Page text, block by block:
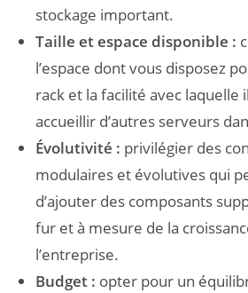
stockage important.
Taille et espace disponible :
l’espace dont vous disposez
rack et la facilité avec laquelle
accueillir d’autres serveurs
Évolutivité : privilégier des
modulaires et évolutives qui
d’ajouter des composants
fur et à mesure de la
l’entreprise.
Budget : opter pour un